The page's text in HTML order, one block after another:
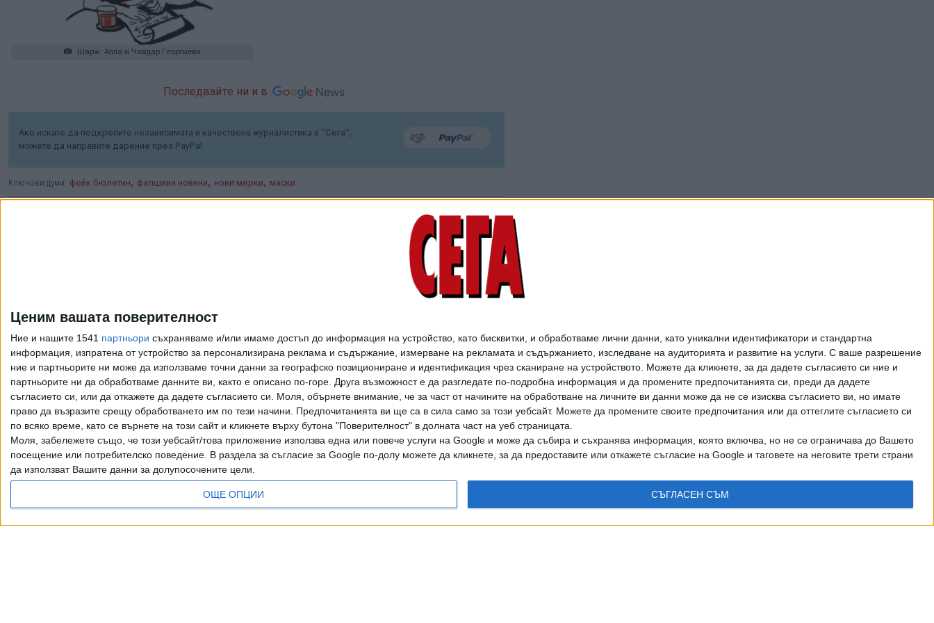
Ценим вашата поверителност
Ние и нашите 1541 партньори съхраняваме и/или имаме достъп до информация на устройство, като бисквитки, и обработваме лични данни, като уникални идентификатори и стандартна
информация, изпратена от устройство за персонализирана реклама и съдържание, измерване на рекламата и съдържанието, изследване на аудиторията и развитие на услуги. С ваше разрешение
ние и партньорите ни може да използваме точни данни за географско позициониране и идентификация чрез сканиране на устройството. Можете да кликнете, за да дадете съгласието си ние и
партньорите ни да обработваме данните ви, както е описано по-горе. Друга възможност е да разгледате по-подробна информация и да промените предпочитанията си, преди да дадете
съгласието си, или да откажете да дадете съгласието си.
Моля, обърнете внимание, че за част от начините на обработване на личните ви данни може да не се изисква съгласието ви, но имате
право да възразите срещу обработването им по тези начини. Предпочитанията ви ще са в сила само за този уебсайт. Можете да промените своите предпочитания или да оттеглите съгласието си
по всяко време, като се върнете на този сайт и кликнете върху бутона "Поверителност" в долната част на уеб страницата.
Моля, забележете също, че този уебсайт/това приложение използва една или повече услуги на Google и може да събира и съхранява информация, която включва, но не се ограничава до Вашето
посещение или потребителско поведение. В раздела за съгласие за Google по-долу можете да кликнете, за да предоставите или откажете съгласие на Google и таговете на неговите трети страни
да използват Вашите данни за долупосочените цели.
ОЩЕ ОПЦИИ СЪГЛАСЕН СЪМ
Шарж: Алла и Чавдар Георгиеви
Последвайте ни и в
Ако искате да подкрепите независимата и качествена журналистика в “Сега”,
можете да направите дарение през PayPal
Ключови думи: фейк бюлетин , фалшиви новини , нови мерки , маски
фентанилови сълзи
05 Авг. 2026
Мегаразследване
27 Юли 2026
Проданов се извини:
Теменужка e хубава
като хляб от 6
стотинки
23 Юли 2026
Райски газ по тръбите
на Боташ! Граждани
алармират за надишан
пилот